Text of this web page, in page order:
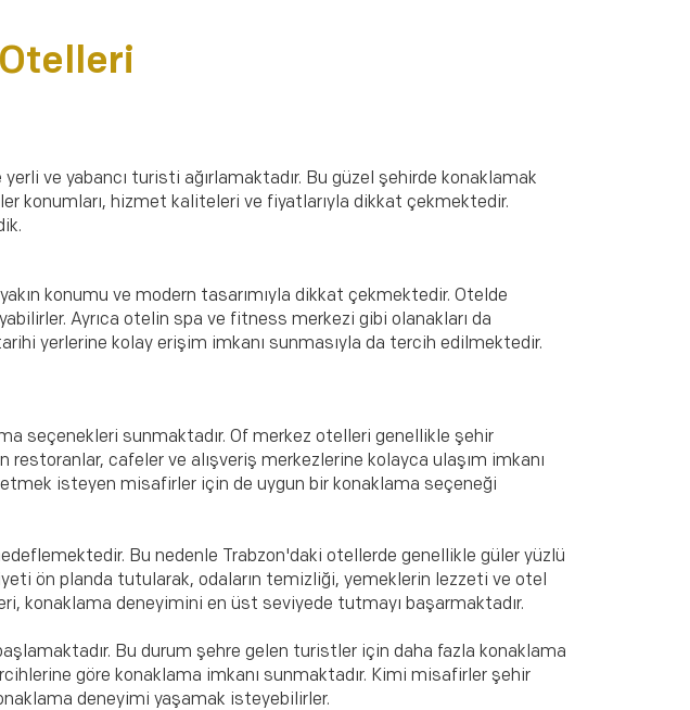
ve yabancı turisti ağırlamaktadır. Bu güzel şehirde konaklamak
konumları, hizmet kaliteleri ve fiyatlarıyla dikkat çekmektedir.
konumu ve modern tasarımıyla dikkat çekmektedir. Otelde
Ayrıca otelin spa ve fitness merkezi gibi olanakları da
yerlerine kolay erişim imkanı sunmasıyla da tercih edilmektedir.
seçenekleri sunmaktadır. Of merkez otelleri genellikle şehir
cafeler ve alışveriş merkezlerine kolayca ulaşım imkanı
isteyen misafirler için de uygun bir konaklama seçeneği
Bu nedenle Trabzon'daki otellerde genellikle güler yüzlü
ön planda tutularak, odaların temizliği, yemeklerin lezzeti ve otel
konaklama deneyimini en üst seviyede tutmayı başarmaktadır.
Bu durum şehre gelen turistler için daha fazla konaklama
göre konaklama imkanı sunmaktadır. Kimi misafirler şehir
deneyimi yaşamak isteyebilirler.